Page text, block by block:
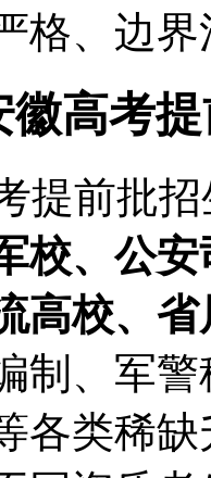
格、边界
徽高考
提前批
校、公
高校、
制、军
各类稀